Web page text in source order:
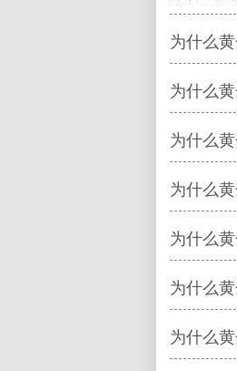
为什么
为什么
为什么
为什么
为什么
为什么
为什么